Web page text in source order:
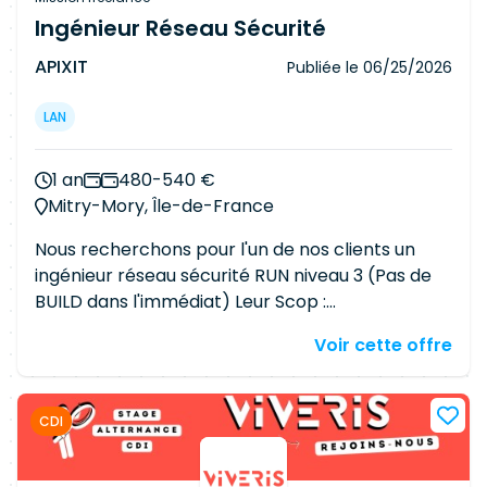
78 Télétravail : NON Secteur d'activité client :
Aéronautique / Défense / Nucléaire Référence
de l'offre : ugvtt2qcit
opérations.
Ingénieur Réseau Sécurité
APIXIT Publiée le 06/25/2026
LAN
1 an
480-540 €
Mitry-Mory, Île-de-France
Nous recherchons pour l'un de nos clients un
ingénieur réseau sécurité RUN niveau 3 (Pas de
BUILD dans l'immédiat) Leur Scop :
partie WAN : Fortinet en FW et routeurs CISCO ,
sur la partie DC : F5 Big IP et sur la partie LAN
VLAN : Cisco Mission principale de la mission : RUN
: les aider sur leur charge importante de tickets
d'incidents ou de change , outil de ticketing :
Voir cette offre
CDI